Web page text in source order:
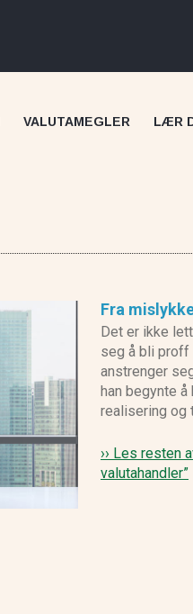
VALUTAMEGLER LÆR
Fra
Det er ikke
seg å bli proff
anstrenger
han begynte
realisering
›› Les resten
valutahandler”